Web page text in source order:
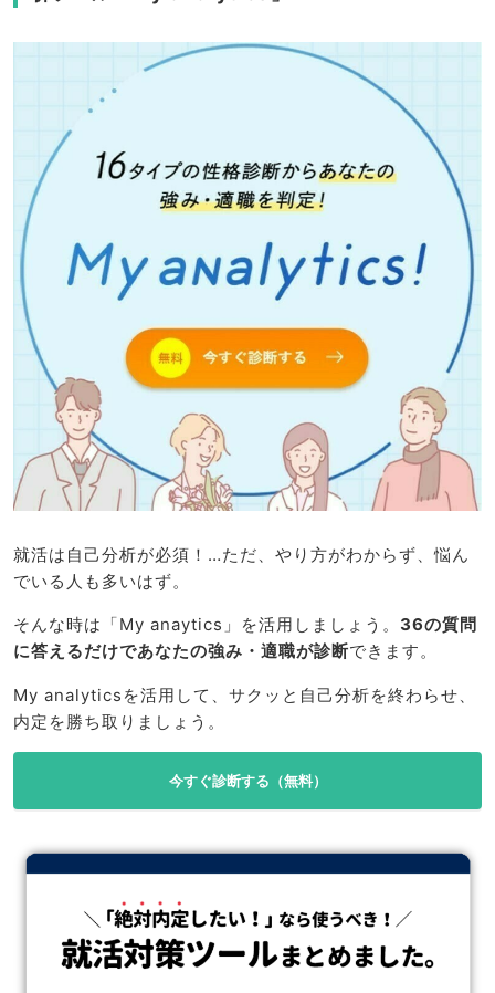
就活は自己分析が必須！…ただ、やり方がわからず、悩ん
でいる人も多いはず。
そんな時は「My anaytics」を活用しましょう。 36の質問
に答えるだけであなたの強み・適職が診断できます。
My analyticsを活用して、サクッと自己分析を終わらせ、
内定を勝ち取りましょう。
今すぐ診断する（無料）